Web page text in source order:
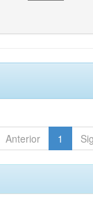
Anterior 1